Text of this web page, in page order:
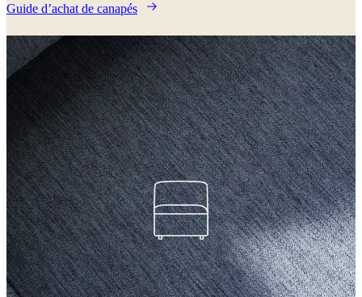
Guide d’achat de canapés